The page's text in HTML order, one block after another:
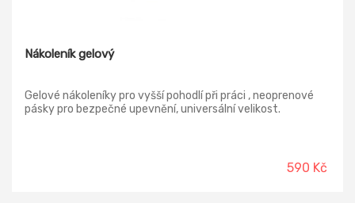
Nákoleník gelový
Gelové nákoleníky pro vyšší pohodlí při práci , neoprenové
pásky pro bezpečné upevnění, universální velikost.
590 Kč